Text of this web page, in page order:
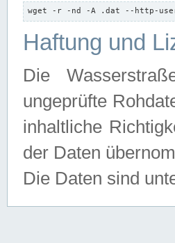
wget -r -nd -A .dat --http-
Haftung und
Die
ungeprüfte
inhaltliche
der Daten
Die Daten sind